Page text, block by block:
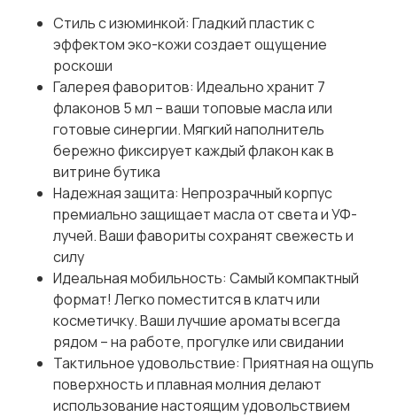
Стиль с изюминкой: Гладкий пластик с
эффектом эко-кожи создает ощущение
роскоши
Галерея фаворитов: Идеально хранит 7
флаконов 5 мл – ваши топовые масла или
готовые синергии. Мягкий наполнитель
бережно фиксирует каждый флакон как в
витрине бутика
Надежная защита: Непрозрачный корпус
премиально защищает масла от света и УФ-
лучей. Ваши фавориты сохранят свежесть и
силу
Идеальная мобильность: Самый компактный
формат! Легко поместится в клатч или
косметичку. Ваши лучшие ароматы всегда
рядом – на работе, прогулке или свидании
Тактильное удовольствие: Приятная на ощупь
поверхность и плавная молния делают
использование настоящим удовольствием